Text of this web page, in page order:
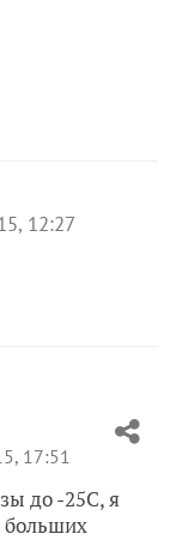
12:27
17:51
до -25С, я
больших